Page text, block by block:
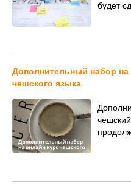
будет
Дополнительный набор на
чешского языка